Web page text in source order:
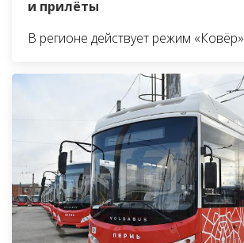
и прилёты
В регионе действует режим «Ковёр»